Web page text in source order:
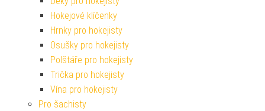
Hokejové klíčenky
Hrnky pro hokejisty
Osušky pro hokejisty
Polštáře pro hokejisty
Trička pro hokejisty
Vína pro hokejisty
Pro šachisty